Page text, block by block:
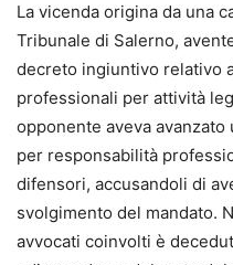
•procedimenti cautelari e
cognizione;
• procedimenti possessori;
•separazione, divorzio e
•arbitrato e trasferimento
arbitrale.
Punti di forza
•Aggiornamento
La vicenda origina da una
Tribunale di Salerno,
decreto ingiuntivo relativo
professionali per attività
opponente aveva
per responsabilità
difensori, accusandoli di
svolgimento del mandato.
avvocati coinvolti è